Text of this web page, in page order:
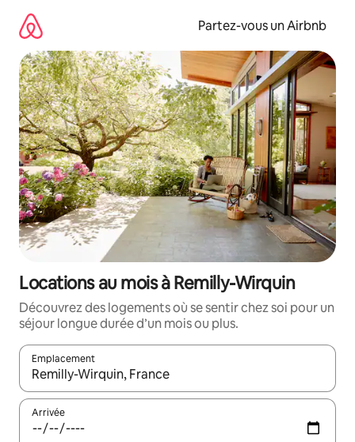
directement
contenu
Partez-vous un Airbnb
Locations au mois à Remilly-Wirquin
Découvrez des logements où se sentir chez soi pour un
séjour longue durée d’un mois ou plus.
Emplacement
Quand les résultats sont affichés, parcourez-les en utilisant
Arrivée